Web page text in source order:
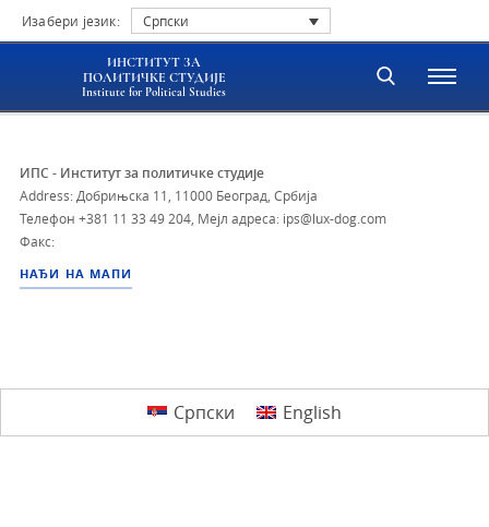
Изабери језик: Српски
ИНСТИТУТ ЗА
ПОЛИТИЧКЕ СТУДИЈЕ
Institute for Political Studies
ИПС - Институт за политичке студије
Address: Добрињска 11, 11000 Београд, Србија
Телефон +381 11 33 49 204 Мејл адреса: ips@lux-dog.com
Факс:
НАЂИ НА МАПИ
Српски English